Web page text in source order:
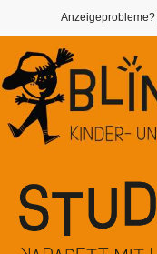
Anzeigeprobleme?